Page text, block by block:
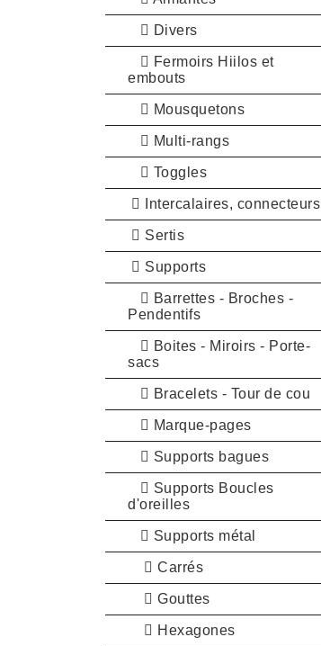
Divers
Fermoirs Hiilos et
embouts
Mousquetons
Multi-rangs
Toggles
Intercalaires, connecteurs
Sertis
Supports
Barrettes - Broches -
Pendentifs
Boites - Miroirs - Porte-
sacs
Bracelets - Tour de cou
Marque-pages
Supports bagues
Supports Boucles
d'oreilles
Supports métal
Carrés
Gouttes
Hexagones